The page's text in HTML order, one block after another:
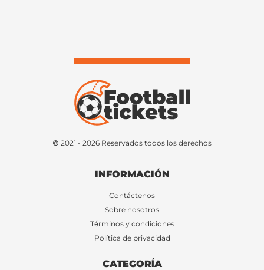
© 2021 - 2026 Reservados todos los derechos
INFORMACIÓN
Contáctenos
Sobre nosotros
Términos y condiciones
Política de privacidad
CATEGORÍA